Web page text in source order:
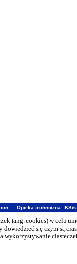
Opieka techniczna:
(ang. cookies) w celu
dowiedzieć się czym są
wykorzystywanie